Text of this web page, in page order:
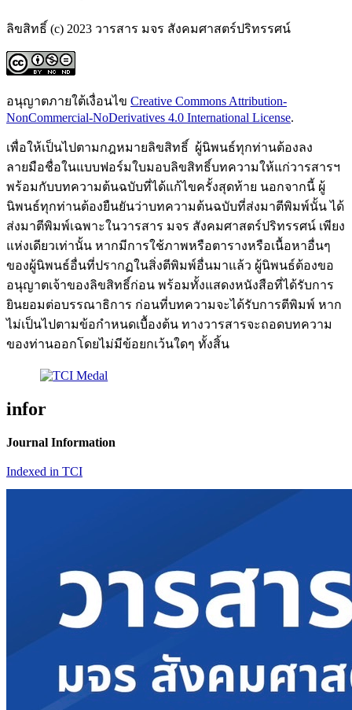
ลิขสิทธิ์ (c) 2023 วารสาร มจร สังคมศาสตร์ปริทรรศน์
อนุญาตภายใต้เงื่อนไข Creative Commons Attribution-
NonCommercial-NoDerivatives 4.0 International License.
เพื่อให้เป็นไปตามกฎหมายลิขสิทธิ์ ผู้นิพนธ์ทุกท่านต้องลง
ลายมือชื่อในแบบฟอร์มใบมอบลิขสิทธิ์บทความให้แก่วารสารฯ
พร้อมกับบทความต้นฉบับที่ได้แก้ไขครั้งสุดท้าย นอกจากนี้ ผู้
นิพนธ์ทุกท่านต้องยืนยันว่าบทความต้นฉบับที่ส่งมาตีพิมพ์นั้น ได้
ส่งมาตีพิมพ์เฉพาะในวารสาร มจร สังคมศาสตร์ปริทรรศน์ เพียง
แห่งเดียวเท่านั้น หากมีการใช้ภาพหรือตารางหรือเนื้อหาอื่นๆ
ของผู้นิพนธ์อื่นที่ปรากฏในสิ่งตีพิมพ์อื่นมาแล้ว ผู้นิพนธ์ต้องขอ
อนุญาตเจ้าของลิขสิทธิ์ก่อน พร้อมทั้งแสดงหนังสือที่ได้รับการ
ยินยอมต่อบรรณาธิการ ก่อนที่บทความจะได้รับการตีพิมพ์ หาก
ไม่เป็นไปตามข้อกำหนดเบื้องต้น ทางวารสารจะถอดบทความ
ของท่านออกโดยไม่มีข้อยกเว้นใดๆ ทั้งสิ้น
infor
Journal Information
Indexed in TCI